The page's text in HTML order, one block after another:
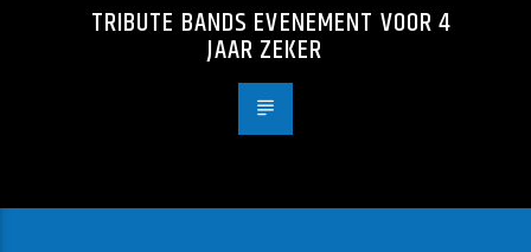
TRIBUTE BANDS EVENEMENT VOOR 4
JAAR ZEKER